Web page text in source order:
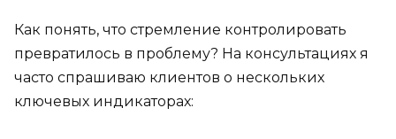
Как понять, что стремление контролировать
превратилось в проблему? На консультациях я
часто спрашиваю клиентов о нескольких
ключевых индикаторах: